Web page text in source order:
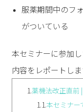
服薬期間中のフ
がついている
本セミナーに参加
内容をレポートしま
1.薬機法改正直前
1.1.本セミナー